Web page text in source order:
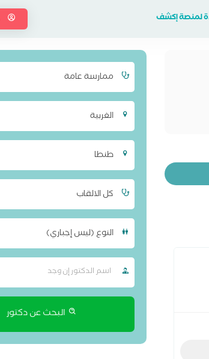
لمنصة إكشف
ممارسة عامة
الغربية
طنطا
كل الالقاب
النوع (ليس إجباري)
البحث عن دكتور